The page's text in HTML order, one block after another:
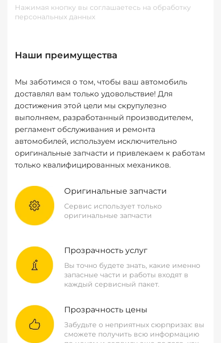
Нажимая кнопку вы соглашаетесь на обработку
персональных данных
Наши преимущества
Мы заботимся о том, чтобы ваш автомобиль
доставлял вам только удовольствие! Для
достижения этой цели мы скрупулезно
выполняем, разработанный производителем,
регламент обслуживания и ремонта
автомобилей, используем исключительно
оригинальные запчасти и привлекаем к работам
только квалифицированных механиков.
Оригинальные запчасти
Сервис использует только
оригинальные запчасти
Прозрачность услуг
Вы точно будете знать, какие именно
запасные части и работы входят в
каждый сервисный пакет.
Прозрачность цены
Забудьте о неприятных сюрпризах: вы
сможете получить всю информацию